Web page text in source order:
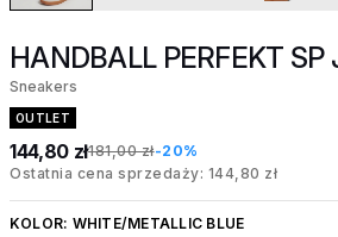
HANDBALL PERFEKT SP
Sneakers
OUTLET
144,80 zł181,00 zł-20%
Ostatnia cena sprzedaży: 144,80 zł
KOLOR: WHITE/METALLIC BLUE